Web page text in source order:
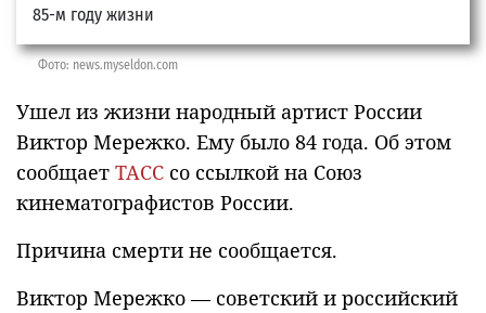
Фото: news.myseldon.com
Ушел из жизни народный артист России
Виктор Мережко. Ему было 84 года. Об этом
сообщает ТАСС со ссылкой на Союз
кинематографистов России.
Причина смерти не сообщается.
Виктор Мережко — советский и российский